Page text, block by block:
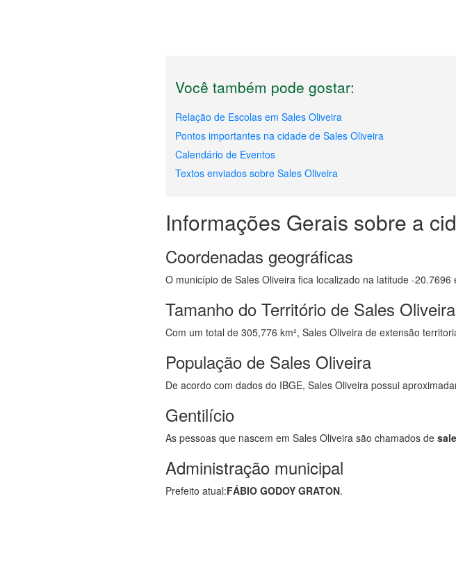
Você também pode gostar:
Relação de Escolas em Sales Oliveira
Pontos importantes na cidade de Sales Oliveira
Calendário de Eventos
Textos enviados sobre Sales Oliveira
Informações Gerais sobre a
Coordenadas geográficas
O município de Sales Oliveira fica localizado na latitude -
Tamanho do Território de Sales Oliveira
Com um total de 305,776 km², Sales Oliveira de extensão
População de Sales Oliveira
De acordo com dados do IBGE, Sales Oliveira possui
Gentilício
As pessoas que nascem em Sales Oliveira são chamados de
Administração municipal
Prefeito atual:FÁBIO GODOY GRATON.